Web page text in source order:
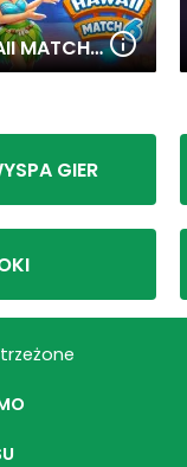
HAWAII MATCH 6
GIER